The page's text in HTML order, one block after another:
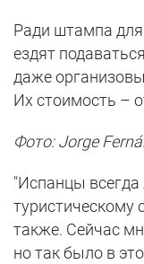
Ради штампа
ездят
даже
Их стоимость –
Фото: Jorge
"Испанцы
туристическому
также. Сейчас
но так было в